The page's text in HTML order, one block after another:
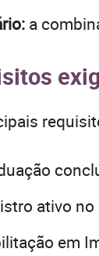
a
ativo
em